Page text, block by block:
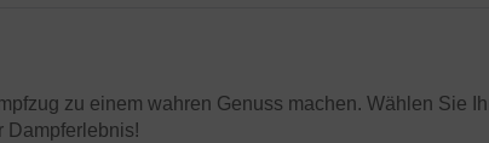
zu einem wahren Genuss machen. Wählen Sie
Dampferlebnis!